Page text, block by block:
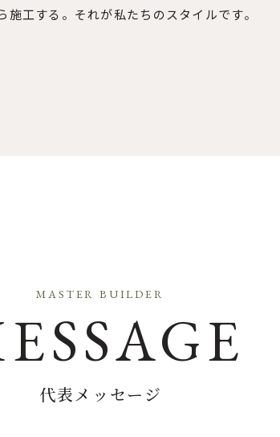
施工する。それが私たちのスタイルです。
MASTER BUILDER
代表メッセージ